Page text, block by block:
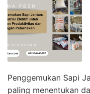
Penggemukan Sapi
paling menentukan